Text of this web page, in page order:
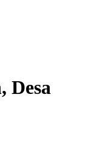
Desa